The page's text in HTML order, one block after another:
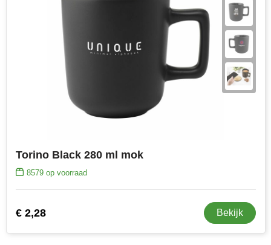
Torino Black 280 ml mok
8579op voorraad
€ 2,28 Bekijk